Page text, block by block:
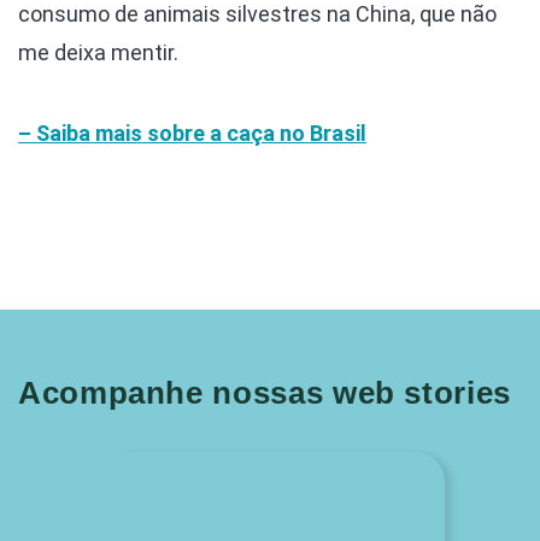
consumo de animais silvestres na China, que não
me deixa mentir.
– Saiba mais sobre a caça no Brasil
Acompanhe nossas web stories